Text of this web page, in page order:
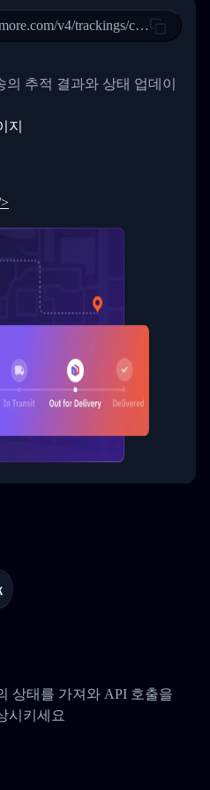
"Departed
"Departed Facility
"2017-03-06 15:28:00",
"Shipment
"BEIJING-
v4/trackings/create
추적 결과와 상태 업데이
지
상태를 가져와 API 호출을
시키세요